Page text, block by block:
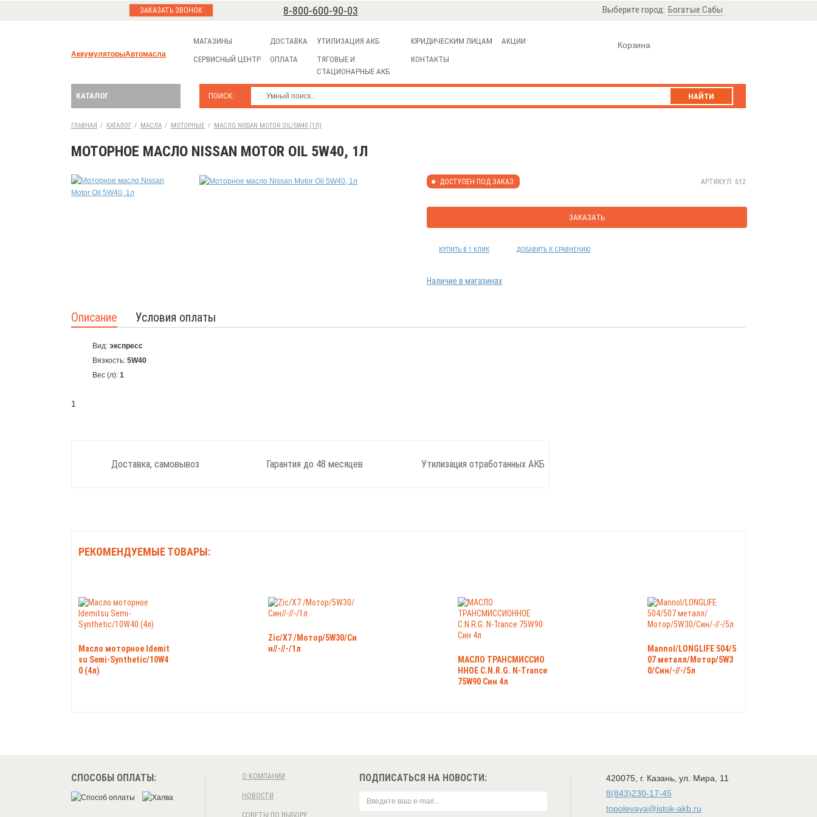
ЗАКАЗАТЬ ЗВОНОК 8-800-600-90-03 Выберите город: Богатые Сабы
АккумуляторыАвтомасла
Корзина
МАГАЗИНЫ
СЕРВИСНЫЙ ЦЕНТР
ДОСТАВКА
ОПЛАТА
УТИЛИЗАЦИЯ АКБ
ТЯГОВЫЕ И
СТАЦИОНАРНЫЕ АКБ
ЮРИДИЧЕСКИМ ЛИЦАМ
КОНТАКТЫ
АКЦИИ
ПОИСК: НАЙТИ
КАТАЛОГ
ГЛАВНАЯ / КАТАЛОГ / МАСЛА / МОТОРНЫЕ / МАСЛО NISSAN MOTOR OIL/5W40 (1Л)
МОТОРНОЕ МАСЛО NISSAN MOTOR OIL 5W40, 1Л
ДОСТУПЕН ПОД ЗАКАЗ АРТИКУЛ: 612
ЗАКАЗАТЬ
КУПИТЬ В 1 КЛИК ДОБАВИТЬ К СРАВНЕНИЮ
Наличие в магазинах
Описание Условия оплаты
Вид: экспресс
Вязкость: 5W40
Вес (л): 1
1
Доставка, самовывоз Гарантия до 48 месяцев Утилизация отработанных АКБ
РЕКОМЕНДУЕМЫЕ ТОВАРЫ:
Масло моторное Idemit
su Semi-Synthetic/10W4
0 (4л)
Zic/X7 /Мотор/5W30/Си
н//-//-/1л
МАСЛО ТРАНСМИССИО
ННОЕ C.N.R.G. N-Trance
75W90 Син 4л
Mannol/LONGLIFE 504/5
07 металл/Мотор/5W3
0/Син/-//-/5л
СПОСОБЫ ОПЛАТЫ: О КОМПАНИИ
НОВОСТИ
СОВЕТЫ ПО ВЫБОРУ
ПОДПИСАТЬСЯ НА НОВОСТИ: 420075 г. Казань ул. Мира, 11
8(843)230-17-45
topolevaya@istok-akb.ru